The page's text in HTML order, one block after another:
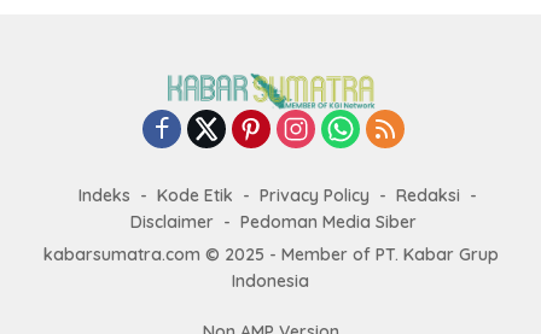
Indeks Kode Etik Privacy Policy
Redaksi
Disclaimer
Pedoman Media Siber
kabarsumatra.com © 2025 - Member of PT. Kabar Grup
Indonesia